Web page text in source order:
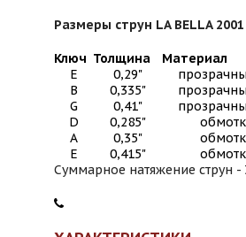
Размеры струн LA BELLA
Ключ Толщина Материал
E
0,29"
B
0,335"
G
0,41"
D
0,285"
A
0,35"
E
0,415"
Cуммарное натяжение струн -